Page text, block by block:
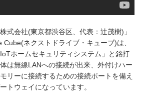
式会社(東京都渋谷区、代表：辻茂樹)」
ネクストドライブ・キューブ)は、
IoTホームセキュリティシステム」と銘打
は無線LANへの接続が出来、外付けハー
リーに接続するための接続ポートを備え
トウェイになっています。